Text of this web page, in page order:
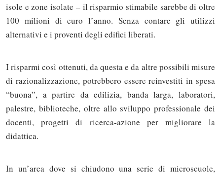
isole e zone isolate – il risparmio stimabile sarebbe di oltre
100 milioni di euro l’anno. Senza contare gli utilizzi
alternativi e i proventi degli edifici liberati.
I risparmi così ottenuti, da questa e da altre possibili misure
di razionalizzazione, potrebbero essere reinvestiti in spesa
“buona”, a partire da edilizia, banda larga, laboratori,
palestre, biblioteche, oltre allo sviluppo professionale dei
docenti, progetti di ricerca-azione per migliorare la
didattica.
In un’area dove si chiudono una serie di microscuole,